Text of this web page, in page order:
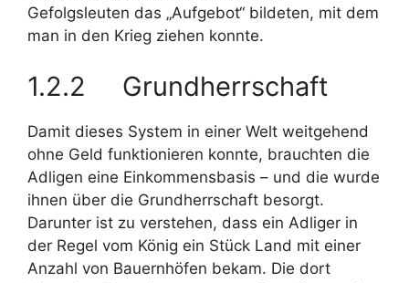
Gefolgsleuten das „Aufgebot“ bildeten, mit dem
man in den Krieg ziehen konnte.
1.2.2 Grundherrschaft
Damit dieses System in einer Welt weitgehend
ohne Geld funktionieren konnte, brauchten die
Adligen eine Einkommensbasis – und die wurde
ihnen über die Grundherrschaft besorgt.
Darunter ist zu verstehen, dass ein Adliger in
der Regel vom König ein Stück Land mit einer
Anzahl von Bauernhöfen bekam. Die dort